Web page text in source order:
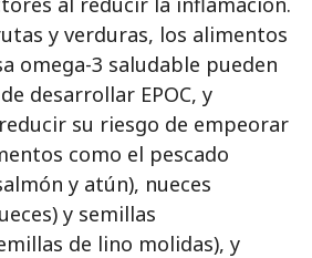
y verduras, los alimentos
omega-3 saludable pueden
desarrollar EPOC, y
su riesgo de empeorar
como el pescado
y atún), nueces
y semillas
de lino molidas), y